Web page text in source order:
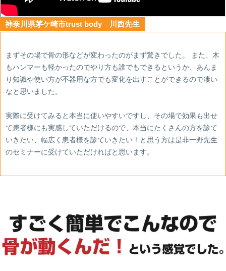
神奈川県茅ケ崎市trust body 川西先生
まずその場で骨の形などが変わったのがまず驚きでした。 また、木
もハンマーも軽かったのでやり方も誰でもできるというか、あんま
り知識や使い方が不器用な方でも変化を出すことができるので凄い
なと思いました。
実際に受けてみると本当に使いやすいですし、その場で効果も出せ
て患者様にも実感していただけるので、本当にたくさんの方を診て
いきたい、幅広く患者様を診ていきたい！と思う方は是非一野先生
のセミナーに受けていただければと思います。